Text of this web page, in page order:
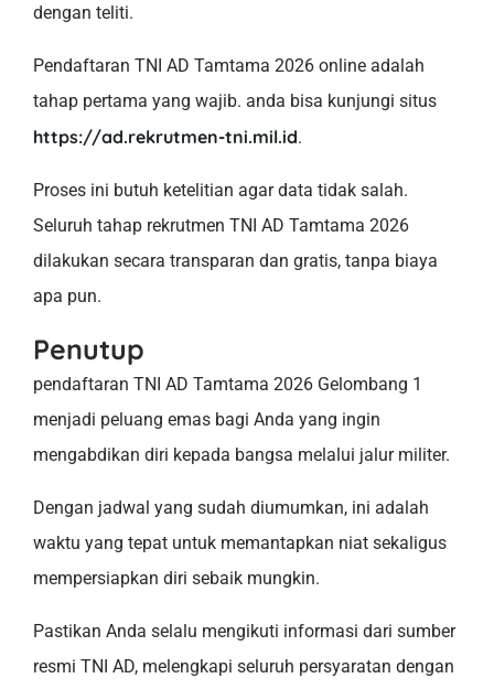
dengan teliti.
Pendaftaran TNI AD Tamtama 2026 online adalah
tahap pertama yang wajib. anda bisa kunjungi situs
https://ad.rekrutmen-tni.mil.id.
Proses ini butuh ketelitian agar data tidak salah.
Seluruh tahap rekrutmen TNI AD Tamtama 2026
dilakukan secara transparan dan gratis, tanpa biaya
apa pun.
Penutup
pendaftaran TNI AD Tamtama 2026 Gelombang 1
menjadi peluang emas bagi Anda yang ingin
mengabdikan diri kepada bangsa melalui jalur militer.
Dengan jadwal yang sudah diumumkan, ini adalah
waktu yang tepat untuk memantapkan niat sekaligus
mempersiapkan diri sebaik mungkin.
Pastikan Anda selalu mengikuti informasi dari sumber
resmi TNI AD, melengkapi seluruh persyaratan dengan